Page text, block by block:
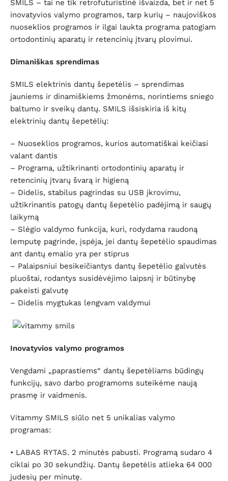
SMILS – tai ne tik retrofuturistinė išvaizda, bet ir net 5
inovatyvios valymo programos, tarp kurių – naujoviškos
nuoseklios programos ir ilgai laukta programa patogiam
ortodontinių aparatų ir retencinių įtvarų plovimui.
Dimaniškas sprendimas
SMILS elektrinis dantų šepetėlis – sprendimas
jauniems ir dinamiškiems žmonėms, norintiems sniego
baltumo ir sveikų dantų. SMILS išsiskiria iš kitų
elektrinių dantų šepetėlių:
– Nuoseklios programos, kurios automatiškai keičiasi
valant dantis
– Programa, užtikrinanti ortodontinių aparatų ir
retencinių įtvarų švarą ir higieną
– Didelis, stabilus pagrindas su USB įkrovimu,
užtikrinantis patogų dantų šepetėlio padėjimą ir saugų
laikymą
– Slėgio valdymo funkcija, kuri, rodydama raudoną
lemputę pagrinde, įspėja, jei dantų šepetėlio spaudimas
ant dantų emalio yra per stiprus
– Palaipsniui besikeičiantys dantų šepetėlio galvutės
pluoštai, rodantys susidėvėjimo laipsnį ir būtinybę
pakeisti galvutę
– Didelis mygtukas lengvam valdymui
Inovatyvios valymo programos
Vengdami „paprastiems“ dantų šepetėliams būdingų
funkcijų, savo darbo programoms suteikėme naują
prasmę ir vaidmenis.
Vitammy SMILS siūlo net 5 unikalias valymo
programas:
• LABAS RYTAS. 2 minutės pabusti. Programą sudaro 4
ciklai po 30 sekundžių. Dantų šepetėlis atlieka 64 000
judesių per minutę.